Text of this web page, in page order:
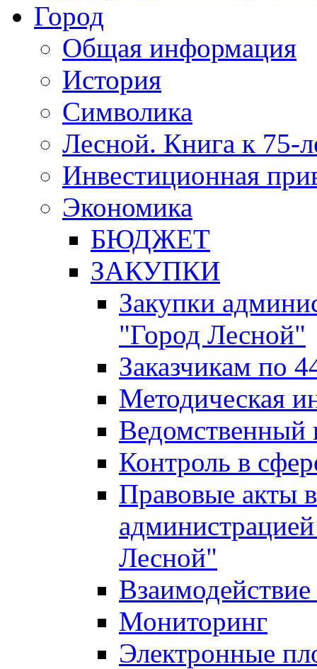
Город
Общая информация
История
Символика
Лесной. Книга к 75-
Инвестиционная
Экономика
БЮДЖЕТ
ЗАКУПКИ
Закупки
"Город Лесной"
Заказчикам по
Методическая
Ведомственный
Контроль в
Правовые акты
Лесной"
Мониторинг
Электронные